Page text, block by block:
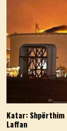
Katar: Shpërthim
Laffan